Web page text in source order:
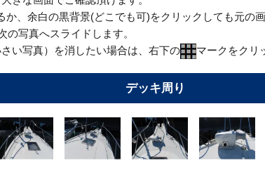
か、余白の黒背景(どこでも可)をクリックしても元の画
の写真へスライドします。
い写真）を消したい場合は、右下の
マークをクリ
デッキ周り